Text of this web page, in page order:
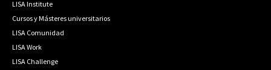
LISA Institute
Cursos y Másteres universitarios
LISA Comunidad
LISA Work
LISA Challenge